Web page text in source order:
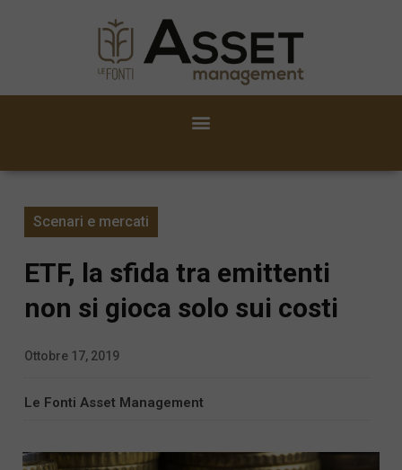
Scenari e mercati
ETF, la sfida tra emittenti
non si gioca solo sui costi
Ottobre 17, 2019
Le Fonti Asset Management